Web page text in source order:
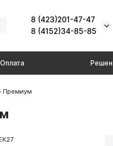
8 (423)201-47-47
8 (4152)34-85-85
Оплата
Премиум